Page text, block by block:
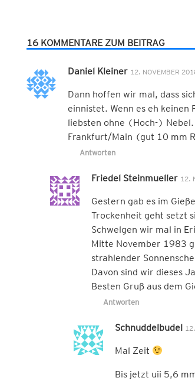
16 KOMMENTARE ZUM BEITRAG
Daniel Kleiner 12. NOVEMBER
Dann hoffen wir mal, dass
einnistet. Wenn es eh
liebsten ohne (Hoch-) Nebel.
Frankfurt/Main (gut 10 mm
Antworten
Friedel Steinmueller 12.
Gestern gab es im
Trockenheit geht setzt
Schwelgen wir mal in
Mitte November 1983
strahlender
Davon sind wir dieses
Besten Gruß aus dem
Antworten
Schnuddelbudel
Mal Zeit
Bis jetzt uii 5,6